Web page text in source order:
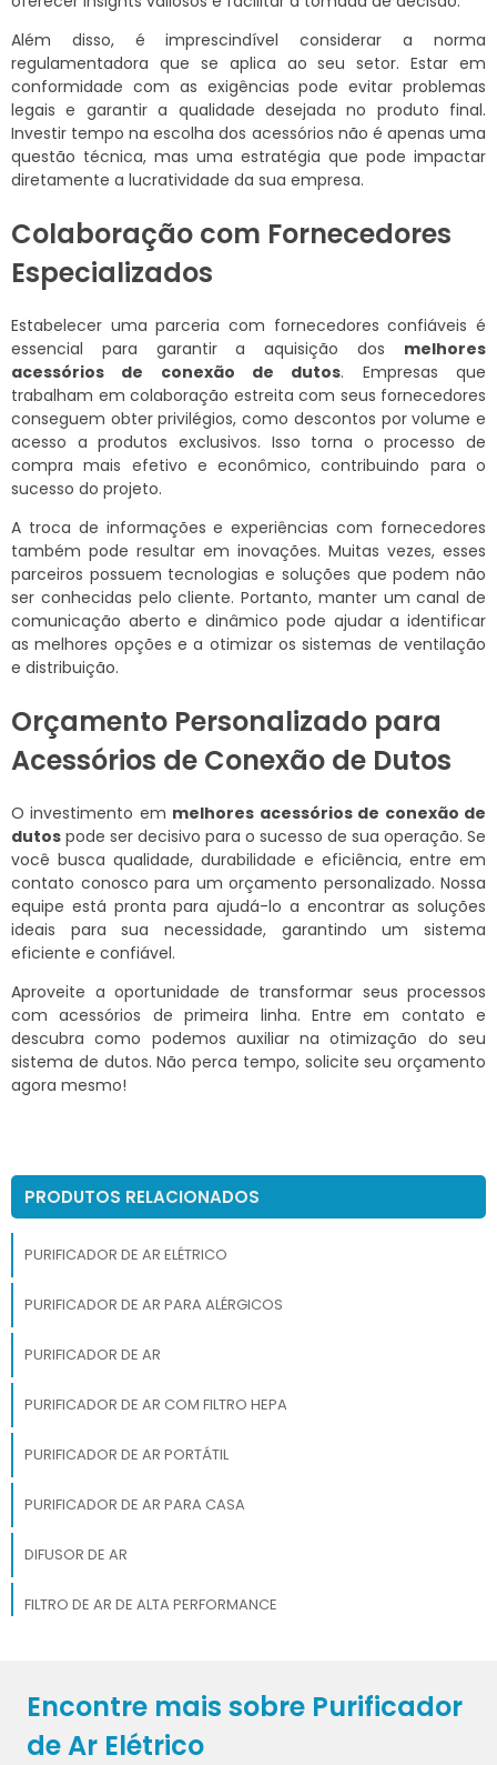
Além disso, é imprescindível considerar a norma
regulamentadora que se aplica ao seu setor. Estar em
conformidade com as exigências pode evitar problemas
legais e garantir a qualidade desejada no produto final.
Investir tempo na escolha dos acessórios não é apenas uma
questão técnica, mas uma estratégia que pode impactar
diretamente a lucratividade da sua empresa.
Colaboração com Fornecedores
Especializados
Estabelecer uma parceria com fornecedores confiáveis é
essencial para garantir a aquisição dos melhores
acessórios de conexão de dutos. Empresas que
trabalham em colaboração estreita com seus fornecedores
conseguem obter privilégios, como descontos por volume e
acesso a produtos exclusivos. Isso torna o processo de
compra mais efetivo e econômico, contribuindo para o
sucesso do projeto.
A troca de informações e experiências com fornecedores
também pode resultar em inovações. Muitas vezes, esses
parceiros possuem tecnologias e soluções que podem não
ser conhecidas pelo cliente. Portanto, manter um canal de
comunicação aberto e dinâmico pode ajudar a identificar
as melhores opções e a otimizar os sistemas de ventilação
e distribuição.
Orçamento Personalizado para
Acessórios de Conexão de Dutos
O investimento em melhores acessórios de conexão de
dutos pode ser decisivo para o sucesso de sua operação. Se
você busca qualidade, durabilidade e eficiência, entre em
contato conosco para um orçamento personalizado. Nossa
equipe está pronta para ajudá-lo a encontrar as soluções
ideais para sua necessidade, garantindo um sistema
eficiente e confiável.
Aproveite a oportunidade de transformar seus processos
com acessórios de primeira linha. Entre em contato e
descubra como podemos auxiliar na otimização do seu
sistema de dutos. Não perca tempo, solicite seu orçamento
agora mesmo!
PRODUTOS RELACIONADOS
PURIFICADOR DE AR ELÉTRICO
PURIFICADOR DE AR PARA ALÉRGICOS
PURIFICADOR DE AR
PURIFICADOR DE AR COM FILTRO HEPA
PURIFICADOR DE AR PORTÁTIL
PURIFICADOR DE AR PARA CASA
DIFUSOR DE AR
FILTRO DE AR DE ALTA PERFORMANCE
FILTRO DE AR
Encontre mais sobre Purificador
de Ar Elétrico